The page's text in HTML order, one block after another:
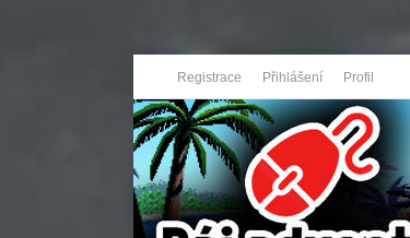
Registrace Přihlášení Profil